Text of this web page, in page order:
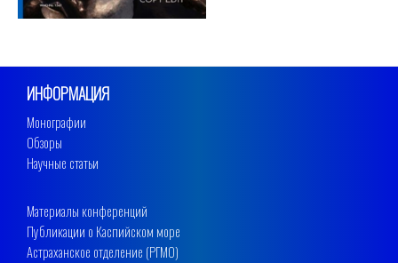
ИНФОРМАЦИЯ
Монографии
Обзоры
Научные статьи
Материалы конференций
Публикации о Каспийском море
Астраханское отделение (РГМО)